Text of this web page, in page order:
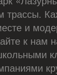
трассы.
и
к нам